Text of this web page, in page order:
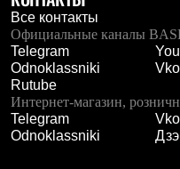
С синтетическим
Аксессуары для
Сумки и баулы
Баулы
Кошельки
Сумки
Гермомешки
Полезные аксессуары
Все контакты
Официальные каналы
Telegram
Odnoklassniki
Rutube
Интернет-магазин,
Telegram
Odnoklassniki